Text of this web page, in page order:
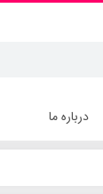
درباره ما